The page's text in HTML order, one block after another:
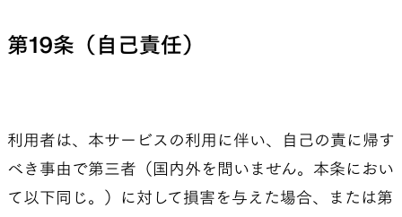
第19条（自己責任）
利用者は、本サービスの利用に伴い、自己の責に帰す
べき事由で第三者（国内外を問いません。本条におい
て以下同じ。）に対して損害を与えた場合、または第